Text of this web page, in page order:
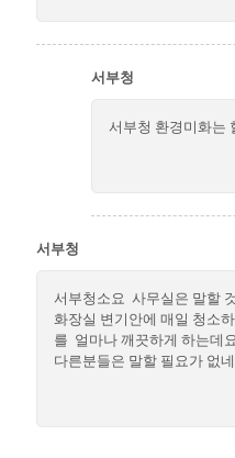
서부청
서부청 환경미화는
서부청
서부청소요 사무실은 말할
화장실 변기안에 매일 청소
를 얼마나 깨끗하게 하는데
다른분들은 말할 필요가 없